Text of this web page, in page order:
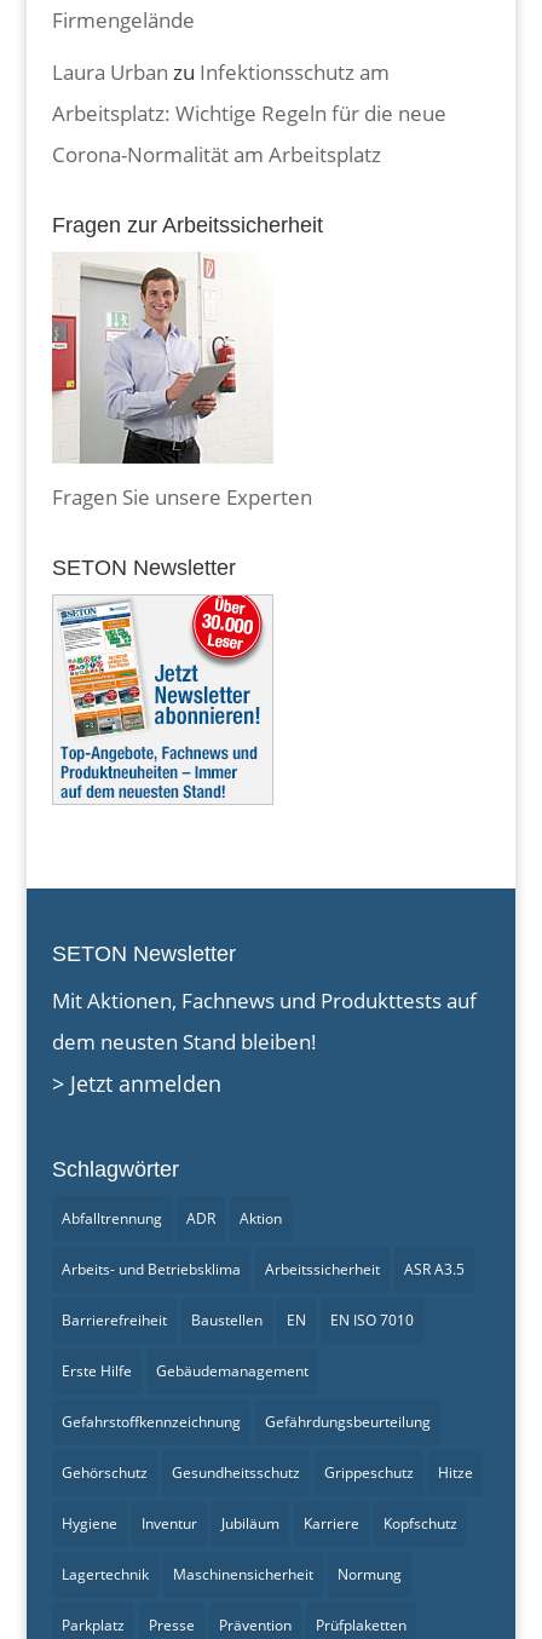
Firmengelände
Laura Urban zu Infektionsschutz am
Arbeitsplatz: Wichtige Regeln für die neue
Corona-Normalität am Arbeitsplatz
Fragen zur Arbeitssicherheit
Fragen Sie unsere Experten
SETON Newsletter
SETON Newsletter
Mit Aktionen, Fachnews und Produkttests auf
dem neusten Stand bleiben!
> Jetzt anmelden
Schlagwörter
Abfalltrennung ADR Aktion
Arbeits- und Betriebsklima Arbeitssicherheit ASR A3.5
Barrierefreiheit Baustellen EN EN ISO 7010
Erste Hilfe Gebäudemanagement
Gefahrstoffkennzeichnung Gefährdungsbeurteilung
Gehörschutz Gesundheitsschutz Grippeschutz Hitze
Hygiene Inventur Jubiläum Karriere Kopfschutz
Lagertechnik Maschinensicherheit Normung
Parkplatz Presse Prävention Prüfplaketten